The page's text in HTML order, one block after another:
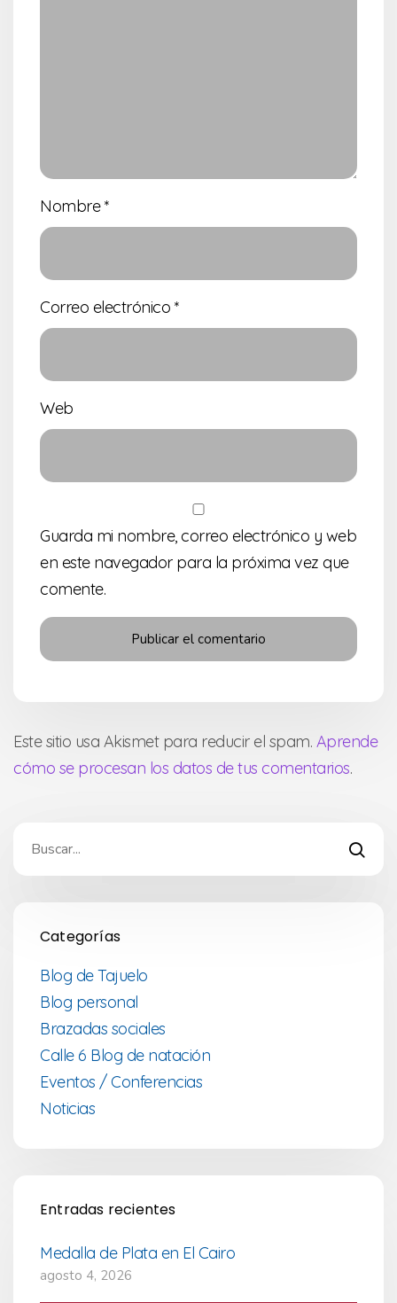
Nombre*
Correo electrónico *
Web
Guarda mi nombre, correo electrónico y web
en este navegador para la próxima vez que
comente.
Este sitio usa Akismet para reducir el spam. Aprende
cómo se procesan los datos de tus comentarios.
Categorías
Blog de Tajuelo
Blog personal
Brazadas sociales
Calle 6 Blog de natación
Eventos / Conferencias
Noticias
Entradas recientes
Medalla de Plata en El Cairo
agosto 4, 2026